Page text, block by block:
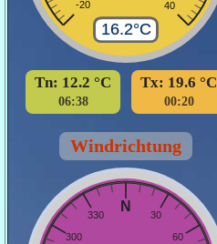
Tn: 12.2 °C
06:38
Tx: 19.6 °C
00:20
Windrichtung